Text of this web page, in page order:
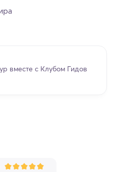
вместе с Клубом Гидов